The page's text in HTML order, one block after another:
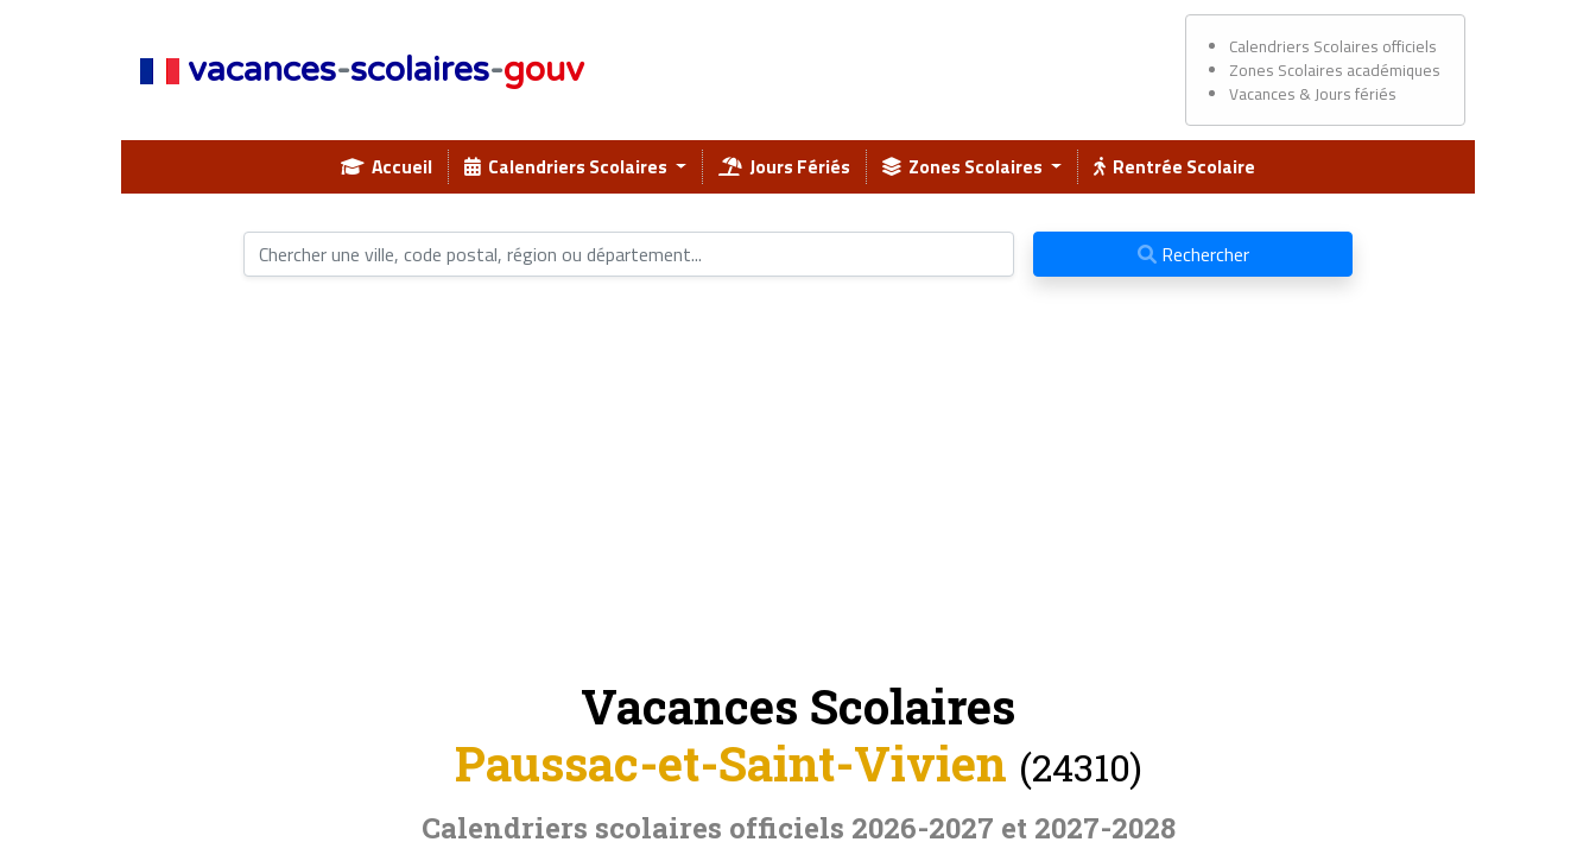
vacances-scolaires-gouv
Calendriers Scolaires officiels
Zones Scolaires académiques
Vacances & Jours fériés
Accueil Calendriers Scolaires Jours Fériés Zones Scolaires Rentrée Scolaire
Rechercher
Vacances Scolaires
Paussac-et-Saint-Vivien (24310)
Calendriers scolaires officiels 2026-2027 et 2027-2028